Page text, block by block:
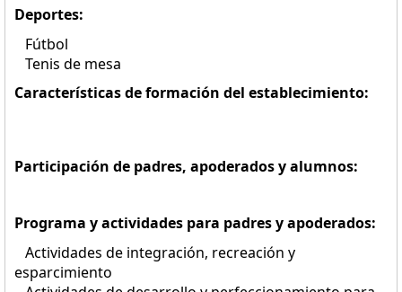
Deportes:
Fútbol
Tenis de mesa
Características de formación del establecimiento:
Participación de padres, apoderados y alumnos:
Programa y actividades para padres y apoderados:
Actividades de integración, recreación y
esparcimiento